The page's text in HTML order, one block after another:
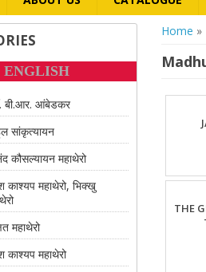
You
Home »
THE
ENGLISH
बी.आर. आंबेडकर
सांकृत्यायन
कौसल्यायन महाथेरो
काश्यप महाथेरो, भिक्खु
महाथेरो
काश्यप महाथेरो